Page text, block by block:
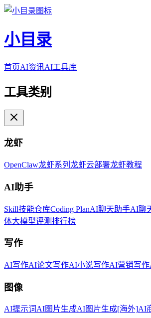
小目录
首页AI资讯AI工具库
工具类别
龙虾
OpenClaw龙虾系列 龙虾云部署龙虾教程
AI助手
Skill技能仓库Coding PlanAI聊天助手AI聊
体大模型评测排行榜
写作
AI写作AI论文写作AI小说写作AI营销写作
图像
AI提示词AI图片生成AI图片生成[海外]AI